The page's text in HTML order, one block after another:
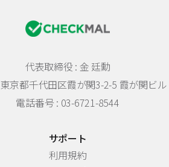
代表取締役 : 金 廷勳
東京都千代田区霞が関3-2-5 霞が関ビル
電話番号 : 03-6721-8544
サポート
利用規約